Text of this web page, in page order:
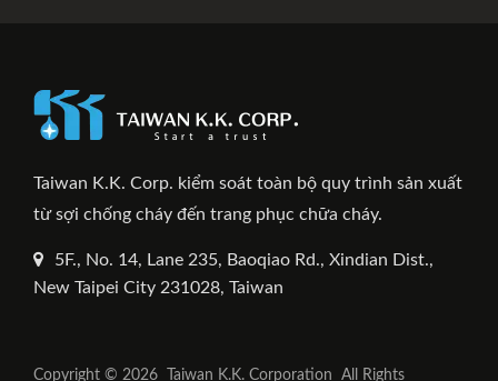
Taiwan K.K. Corp. kiểm soát toàn bộ quy trình sản xuất
từ sợi chống cháy đến trang phục chữa cháy.
5F., No. 14, Lane 235, Baoqiao Rd., Xindian Dist.,
New Taipei City 231028, Taiwan
Copyright © 2026 Taiwan K.K. Corporation All Rights